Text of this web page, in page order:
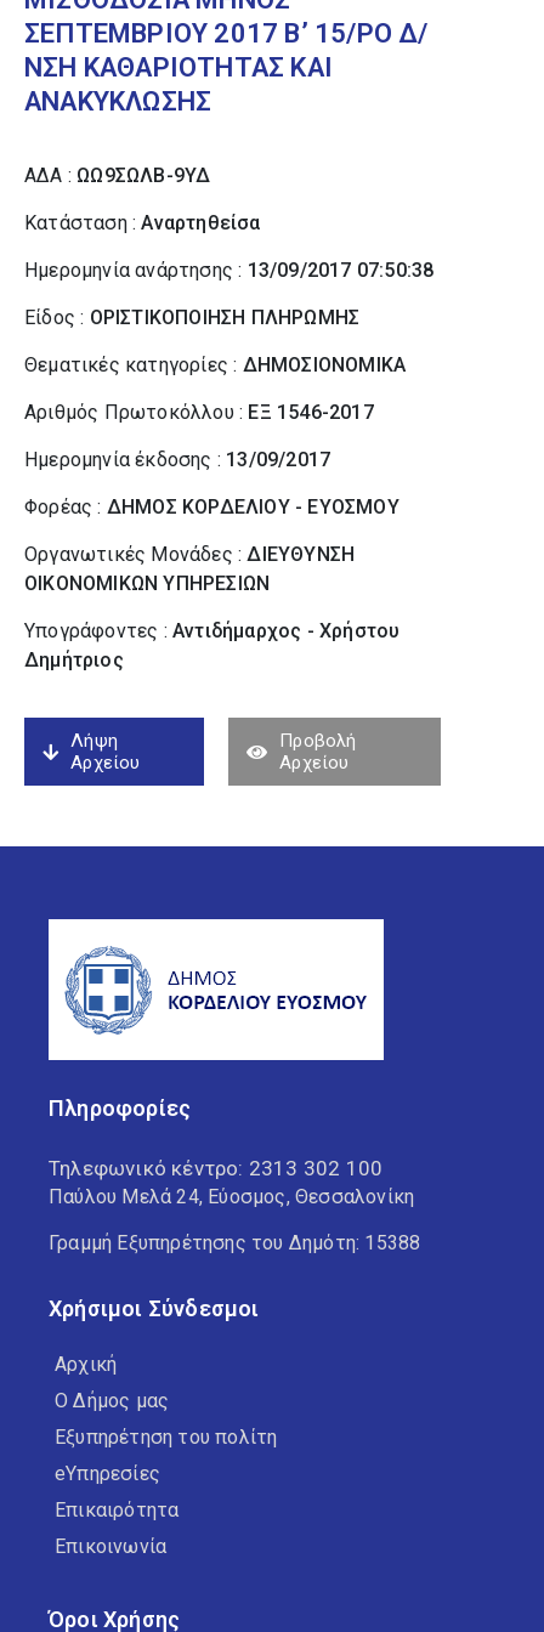
ΣΕΠΤΕΜΒΡΙΟΥ 2017 Β’ 15/ΡΟ Δ/
ΝΣΗ ΚΑΘΑΡΙΟΤΗΤΑΣ ΚΑΙ
ΑΝΑΚΥΚΛΩΣΗΣ
ΑΔΑ : ΩΩ9ΣΩΛΒ-9ΥΔ
Κατάσταση :Αναρτηθείσα
Ημερομηνία ανάρτησης : 13/09/2017 07:50:38
Είδος : ΟΡΙΣΤΙΚΟΠΟΙΗΣΗ ΠΛΗΡΩΜΗΣ
Θεματικές κατηγορίες : ΔΗΜΟΣΙΟΝΟΜΙΚΑ
Αριθμός Πρωτοκόλλου : ΕΞ 1546-2017
Ημερομηνία έκδοσης : 13/09/2017
Φορέας : ΔΗΜΟΣ ΚΟΡΔΕΛΙΟΥ - ΕΥΟΣΜΟΥ
Οργανωτικές Μονάδες :ΔΙΕΥΘΥΝΣΗ
ΟΙΚΟΝΟΜΙΚΩΝ ΥΠΗΡΕΣΙΩΝ
Υπογράφοντες : Αντιδήμαρχος - Χρήστου
Δημήτριος
Λήψη
Αρχείου
Προβολή
Αρχείου
Πληροφορίες
Τηλεφωνικό κέντρο: 2313 302 100
Παύλου Μελά 24, Εύοσμος, Θεσσαλονίκη
Γραμμή Εξυπηρέτησης του Δημότη: 15388
Χρήσιμοι Σύνδεσμοι
Αρχική
Ο Δήμος μας
Εξυπηρέτηση του πολίτη
eΥπηρεσίες
Επικαιρότητα
Επικοινωνία
Όροι Χρήσης